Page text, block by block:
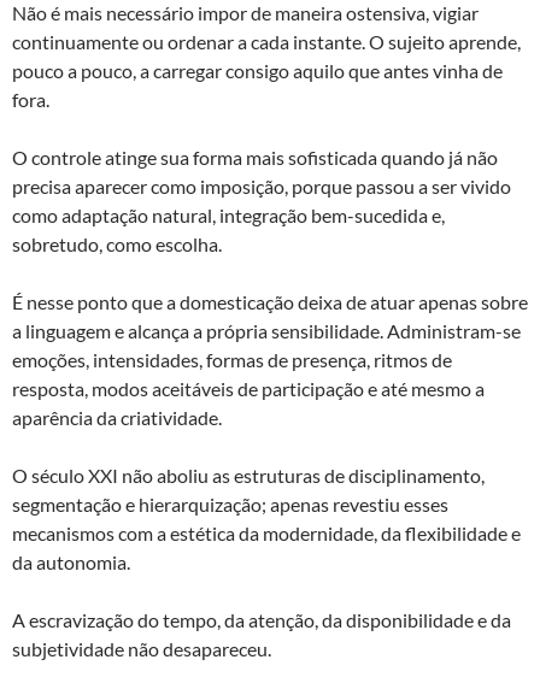
Não é mais necessário impor de maneira ostensiva, vigiar
continuamente ou ordenar a cada instante. O sujeito aprende,
pouco a pouco, a carregar consigo aquilo que antes vinha de
fora.
O controle atinge sua forma mais sofisticada quando já não
precisa aparecer como imposição, porque passou a ser vivido
como adaptação natural, integração bem-sucedida e,
sobretudo, como escolha.
É nesse ponto que a domesticação deixa de atuar apenas sobre
a linguagem e alcança a própria sensibilidade. Administram-se
emoções, intensidades, formas de presença, ritmos de
resposta, modos aceitáveis de participação e até mesmo a
aparência da criatividade.
O século XXI não aboliu as estruturas de disciplinamento,
segmentação e hierarquização; apenas revestiu esses
mecanismos com a estética da modernidade, da flexibilidade e
da autonomia.
A escravização do tempo, da atenção, da disponibilidade e da
subjetividade não desapareceu.